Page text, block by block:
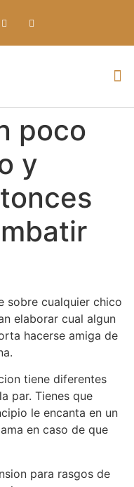
poco
y
sobre cualquier chico
elaborar cual algun
hacerse amiga de
tiene diferentes
par. Tienes que
le encanta en un
en caso de que
para rasgos de